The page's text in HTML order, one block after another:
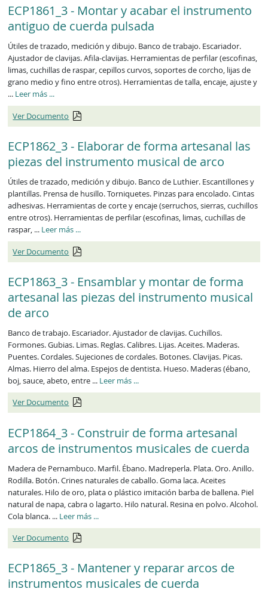
ECP1861_3 - Montar y acabar el instrumento
antiguo de cuerda pulsada
Útiles de trazado, medición y dibujo. Banco de trabajo. Escariador.
Ajustador de clavijas. Afila-clavijas. Herramientas de perfilar (escofinas,
limas, cuchillas de raspar, cepillos curvos, soportes de corcho, lijas de
grano medio y fino entre otros). Herramientas de talla, encaje, ajuste y
... Leer más ECP1861_3
...
Ver Documento
ECP1862_3 - Elaborar de forma artesanal las
piezas del instrumento musical de arco
Útiles de trazado, medición y dibujo. Banco de Luthier. Escantillones y
plantillas. Prensa de husillo. Torniquetes. Pinzas para encolado. Cintas
adhesivas. Herramientas de corte y encaje (serruchos, sierras, cuchillos
entre otros). Herramientas de perfilar (escofinas, limas, cuchillas de
raspar, ... Leer más ECP1862_3
...
Ver Documento
ECP1863_3 - Ensamblar y montar de forma
artesanal las piezas del instrumento musical
de arco
Banco de trabajo. Escariador. Ajustador de clavijas. Cuchillos.
Formones. Gubias. Limas. Reglas. Calibres. Lijas. Aceites. Maderas.
Puentes. Cordales. Sujeciones de cordales. Botones. Clavijas. Picas.
Almas. Hierro del alma. Espejos de dentista. Hueso. Maderas (ébano,
boj, sauce, abeto, entre ... Leer más ECP1863_3
...
Ver Documento
ECP1864_3 - Construir de forma artesanal
arcos de instrumentos musicales de cuerda
Madera de Pernambuco. Marfil. Ébano. Madreperla. Plata. Oro. Anillo.
Rodilla. Botón. Crines naturales de caballo. Goma laca. Aceites
naturales. Hilo de oro, plata o plástico imitación barba de ballena. Piel
natural de napa, cabra o lagarto. Hilo natural. Resina en polvo. Alcohol.
Cola blanca. ... Leer más ECP1864_3
...
Ver Documento
ECP1865_3 - Mantener y reparar arcos de
instrumentos musicales de cuerda